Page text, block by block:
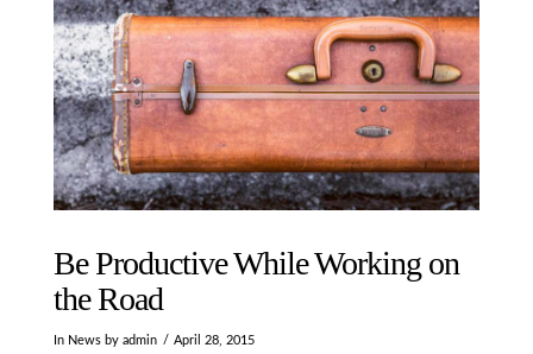
Be Productive While Working on
the Road
In Newsby admin April 28, 2015